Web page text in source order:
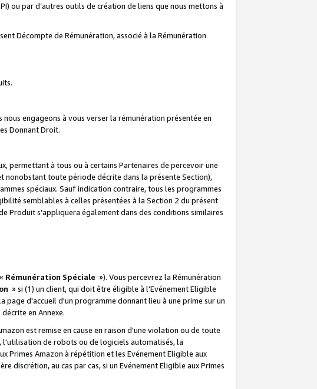
ou par d’autres outils de création de liens que nous mettons à
Décompte de Rémunération, associé à la Rémunération
nous engageons à vous verser la rémunération présentée en
Donnant Droit.
permettant à tous ou à certains Partenaires de percevoir une
nonobstant toute période décrite dans la présente Section),
spéciaux. Sauf indication contraire, tous les programmes
semblables à celles présentées à la Section 2 du présent
Produit s'appliquera également dans des conditions similaires
Rémunération Spéciale »). Vous percevrez la Rémunération
» si (1) un client, qui doit être éligible à l'Evénement Eligible
page d'accueil d'un programme donnant lieu à une prime sur un
en Annexe.
est remise en cause en raison d'une violation ou de toute
de robots ou de logiciels automatisés, la
Primes Amazon à répétition et les Evénement Eligible aux
discrétion, au cas par cas, si un Evénement Eligible aux Primes